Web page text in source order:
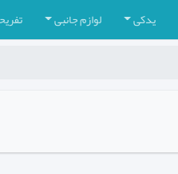
یدکی لوازم جانبی